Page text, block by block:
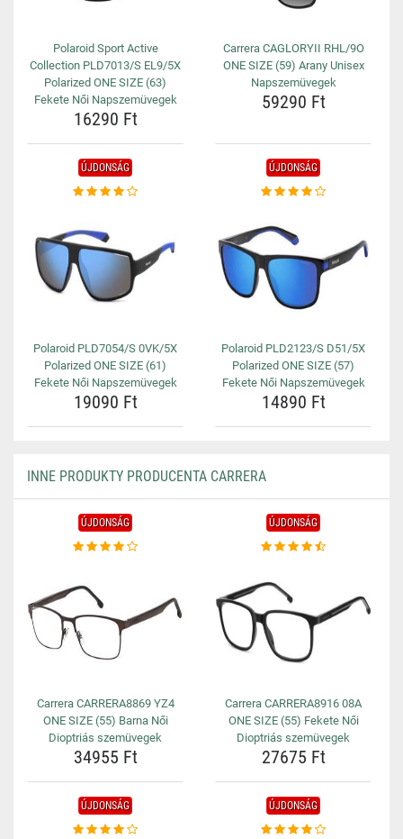
Polaroid Sport Active
Collection PLD7013/S EL9/5X
Polarized ONE SIZE (63)
Fekete Női Napszemüvegek
16290 Ft
Carrera CAGLORYII RHL/9O
ONE SIZE (59) Arany Unisex
Napszemüvegek
59290 Ft
ÚJDONSÁG
Polaroid PLD7054/S 0VK/5X
Polarized ONE SIZE (61)
Fekete Női Napszemüvegek
19090 Ft
ÚJDONSÁG
Polaroid PLD2123/S D51/5X
Polarized ONE SIZE (57)
Fekete Női Napszemüvegek
14890 Ft
INNE PRODUKTY PRODUCENTA CARRERA
ÚJDONSÁG
Carrera CARRERA8869 YZ4
ONE SIZE (55) Barna Női
Dioptriás szemüvegek
34955 Ft
ÚJDONSÁG
Carrera CARRERA8916 08A
ONE SIZE (55) Fekete Női
Dioptriás szemüvegek
27675 Ft
ÚJDONSÁG ÚJDONSÁG